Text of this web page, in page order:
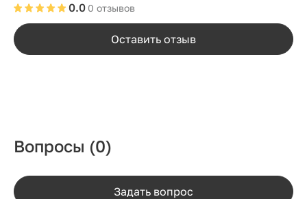
0 отзывов
0.0
Оставить отзыв
Вопросы (0)
Задать вопрос